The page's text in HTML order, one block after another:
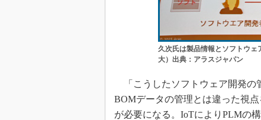
久次氏は製品情報とソフトウェ
大）出典：アラスジャパン
「こうしたソフトウェア開発の
BOMデータの管理とは違った視
が必要になる。IoTによりPLMの